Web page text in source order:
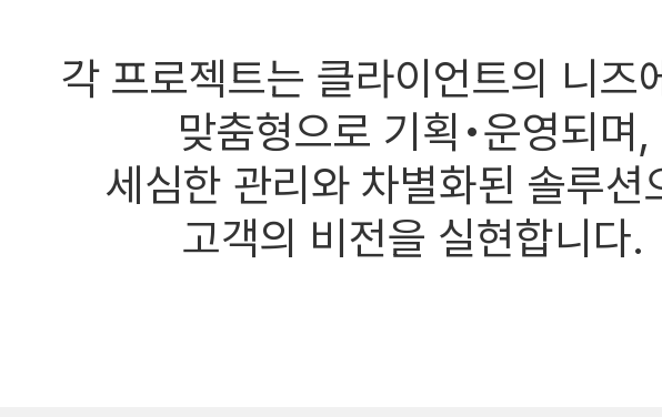
각 프로젝트는 클라이언트의 니즈
맞춤형으로 기획•운영되며,
세심한 관리와 차별화된 솔루션
고객의 비전을 실현합니다.